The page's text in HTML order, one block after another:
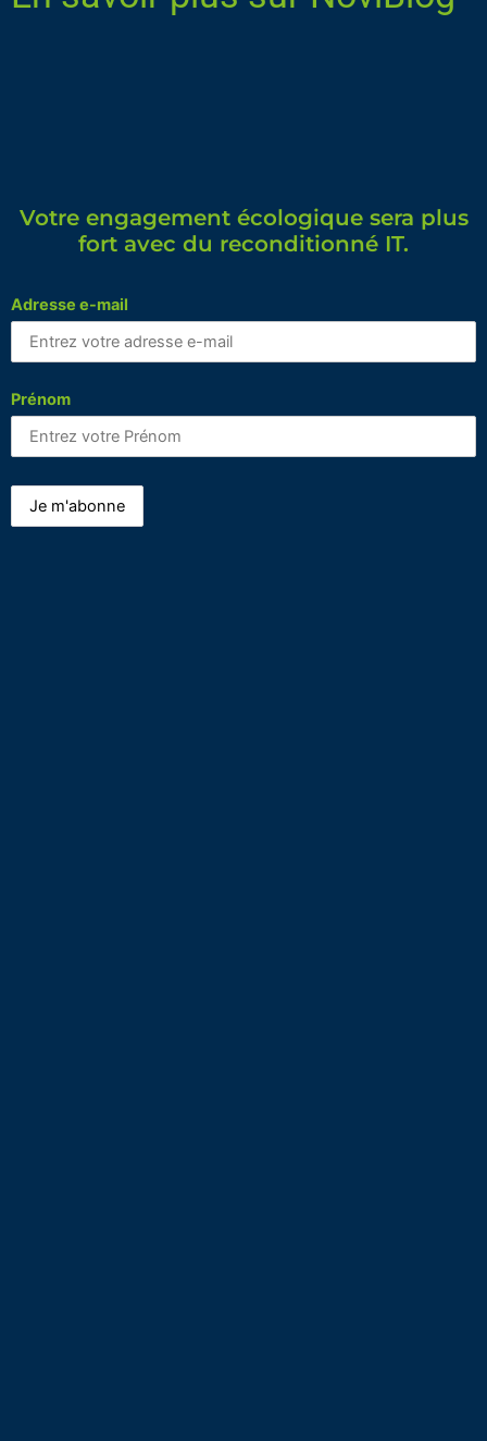
Votre engagement écologique sera plus
fort avec du reconditionné IT.
Adresse e-mail
Prénom